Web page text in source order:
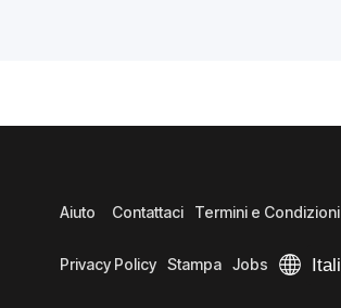
Aiuto Contattaci Termini e Condizioni
Privacy Policy Stampa Jobs